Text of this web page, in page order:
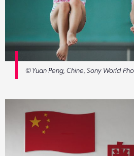
© Yuan Peng, Chine, Sony World